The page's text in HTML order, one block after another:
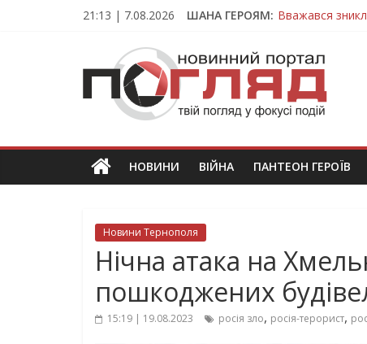
21:13 | 7.08.2026 ШАНА ГЕРОЯМ: Вважався
Тернопільщина
Захисник з
ПОГЛЯД
Новини
Тернополя.
новини
та
НОВИНИ ВІЙНА ПАНТЕОН ГЕРОЇВ
Новини Тернополя
Нічна атака на
пошкоджених
15:19 | 19.08.2023 росія зло, росія-терорист,